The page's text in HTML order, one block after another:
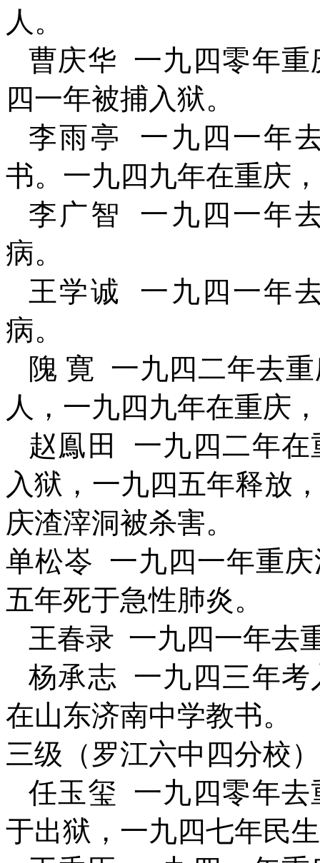
人。
曹庆华 一九四零年
四一年被捕入狱。
李雨亭
一九四一年
书。一九四九年在重庆
李广智
一九四一年
病。
王学诚
一九四一年
病。
隗 寛 一九四二年去
人，一九四九年在重庆
赵鳯田
一九四二年
入狱，一九四五年释放
庆渣滓洞被杀害。
单松岺 一九四一年重
五年死于急性肺炎。
王春录 一九四一年去
杨承志 一九四三年
在山东济南中学教书。
三级（罗江六中四分校）
任玉玺
一九四零年
于出狱，一九四七年民